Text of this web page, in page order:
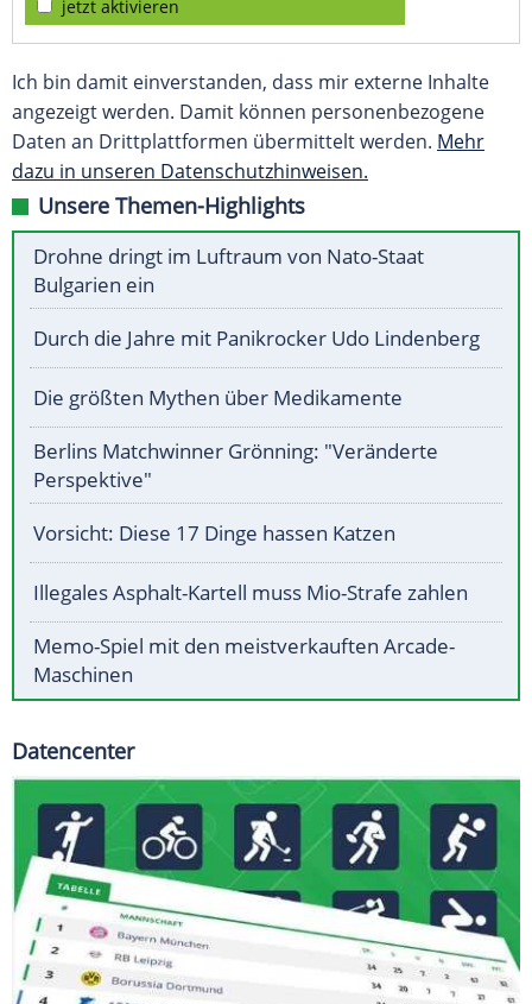
jetzt aktivieren
Ich bin damit einverstanden, dass mir externe Inhalte
angezeigt werden. Damit können personenbezogene
Daten an Drittplattformen übermittelt werden. Mehr
dazu in unseren Datenschutzhinweisen.
Unsere Themen-Highlights
Drohne dringt im Luftraum von Nato-Staat
Bulgarien ein
Durch die Jahre mit Panikrocker Udo Lindenberg
Die größten Mythen über Medikamente
Berlins Matchwinner Grönning: "Veränderte
Perspektive"
Vorsicht: Diese 17 Dinge hassen Katzen
Illegales Asphalt-Kartell muss Mio-Strafe zahlen
Memo-Spiel mit den meistverkauften Arcade-
Maschinen
Datencenter